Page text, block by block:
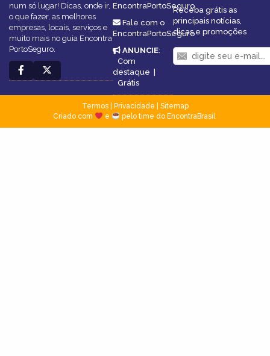
num só lugar! Dicas, onde ir,
o que fazer, as melhores
empresas, locais, serviços e
muito mais no guia Encontra
PortoSeguro.
EncontraPortoSeguro
Fale com o
EncontraPortoSeguro
ANUNCIE:
Com
destaque |
Grátis
Receba grátis as
principais notícias,
dicas e promoções
Termos| Privacidade
Sitemap
Criado com
e pelo time do EncontraBrasil